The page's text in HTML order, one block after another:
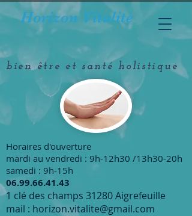
Horizon Vitalité
bien être et santé holistique
Horaires d'ouverture
mardi au vendredi : 9h-12h30 /13h30-20h
samedi : 9h-15h
​06.99.66.41.43
1 clé des champs 31280 Aigrefeuille
mail : horizon.vitalite@gmail.com